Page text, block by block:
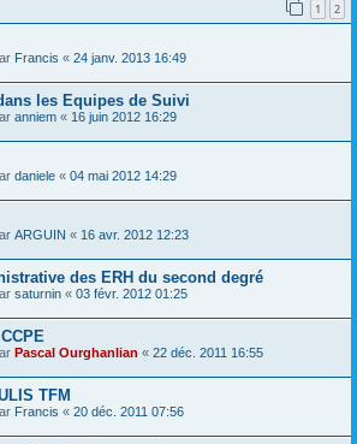
1 2
Francis « 24 janv. 2013 16:49
les Equipes de Suivi
anniem « 16 juin 2012 16:29
daniele « 04 mai 2012 14:29
ARGUIN « 16 avr. 2012 12:23
des ERH du second degré
saturnin « 03 févr. 2012 01:25
Pascal Ourghanlian « 22 déc. 2011 16:55
TFM
Francis « 20 déc. 2011 07:56